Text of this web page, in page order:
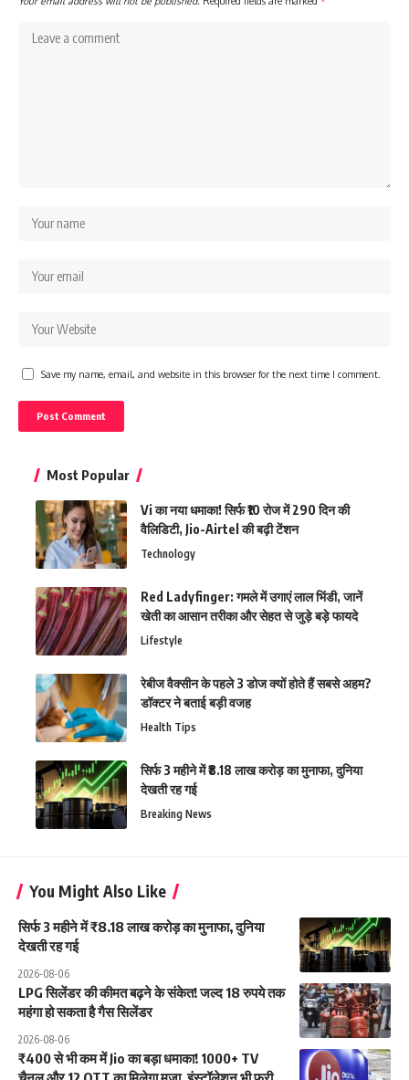
Save my name, email, and website in this browser for the next time I comment.
Most Popular
Vi का नया धमाका! सिर्फ ₹10 रोज में 290 दिन की
वैलिडिटी, Jio-Airtel की बढ़ी टेंशन
Technology
Red Ladyfinger: गमले में उगाएं लाल भिंडी, जानें
खेती का आसान तरीका और सेहत से जुड़े बड़े फायदे
Lifestyle
रेबीज वैक्सीन के पहले 3 डोज क्यों होते हैं सबसे अहम?
डॉक्टर ने बताई बड़ी वजह
Health Tips
सिर्फ 3 महीने में ₹8.18 लाख करोड़ का मुनाफा, दुनिया
देखती रह गई
Breaking News
You Might Also Like
सिर्फ 3 महीने में ₹8.18 लाख करोड़ का मुनाफा, दुनिया
देखती रह गई
2026-08-06
LPG सिलेंडर की कीमत बढ़ने के संकेत! जल्द 18 रुपये तक
महंगा हो सकता है गैस सिलेंडर
2026-08-06
₹400 से भी कम में Jio का बड़ा धमाका! 1000+ TV